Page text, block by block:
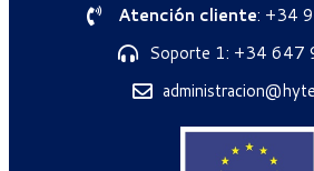
Atención cliente: +34
Soporte 1: +34 647